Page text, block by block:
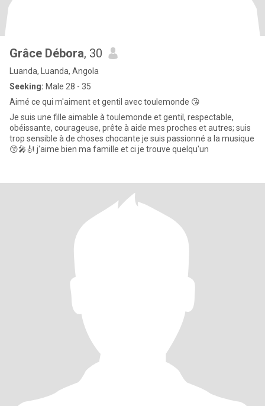
Grâce Débora, 30
Luanda, Luanda, Angola
Seeking: Male 28 - 35
Aimé ce qui m'aiment et gentil avec toulemonde 😘
Je suis une fille aimable à toulemonde et gentil, respectable,
obéissante, courageuse, prête à aide mes proches et autres; suis
trop sensible à de choses chocante je suis passionné a la musique
😙🎤🎻 j'aime bien ma famille et ci je trouve quelqu'un